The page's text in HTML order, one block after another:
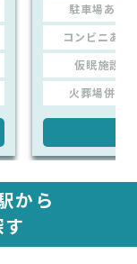
駐車場あり
コンビニあり
仮眠施設
火葬場併設
から